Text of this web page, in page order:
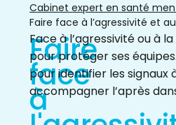
Cabinet expert en santé
Faire face à l’agressivité et
Faire
face
à
Face à l’agressivité ou à
pour protéger ses
pour identifier les
accompagner l’après